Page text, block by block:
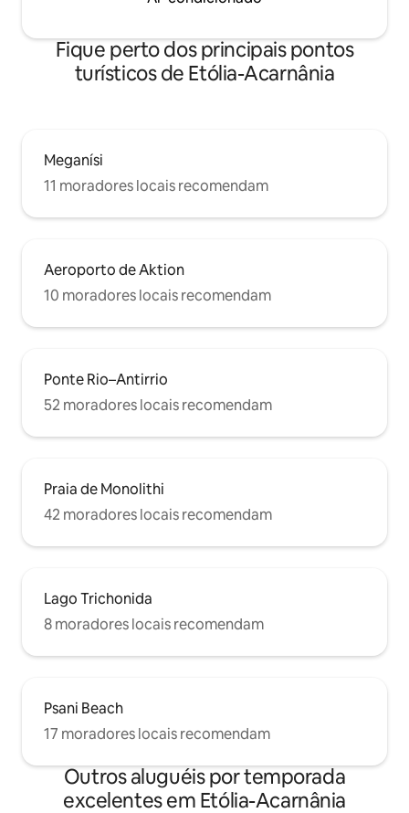
Fique perto dos principais pontos
turísticos de Etólia-Acarnânia
Meganísi
11 moradores locais recomendam
Aeroporto de Aktion
10 moradores locais recomendam
Ponte Rio–Antirrio
52 moradores locais recomendam
Praia de Monolithi
42 moradores locais recomendam
Lago Trichonida
8 moradores locais recomendam
Psani Beach
17 moradores locais recomendam
Outros aluguéis por temporada
excelentes em Etólia-Acarnânia